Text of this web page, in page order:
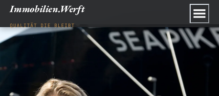
Immobilien.Werft
QUALITÄT DIE BLEIBT